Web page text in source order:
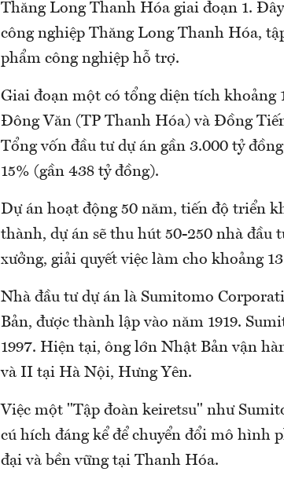
Thăng Long Thanh Hóa giai đoạn 1.
công nghiệp Thăng Long Thanh Hóa,
phẩm công nghiệp hỗ trợ.
Giai đoạn một có tổng diện tích khoảng
Đông Văn (TP Thanh Hóa) và Đồng
Tổng vốn đầu tư dự án gần 3.000 tỷ
15% (gần 438 tỷ đồng).
Dự án hoạt động 50 năm, tiến độ triển
thành, dự án sẽ thu hút 50-250 nhà đầu
xưởng, giải quyết việc làm cho khoảng
Nhà đầu tư dự án là Sumitomo
Bản, được thành lập vào năm 1919.
1997. Hiện tại, ông lớn Nhật Bản vận
và II tại Hà Nội, Hưng Yên.
Việc một "Tập đoàn keiretsu" như
cú hích đáng kể để chuyển đổi mô hình
đại và bền vững tại Thanh Hóa.